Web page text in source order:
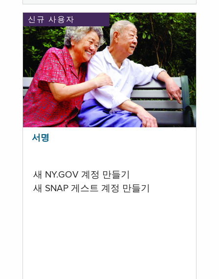
신규 사용자
서명
새 NY.GOV 계정 만들기
새 SNAP 게스트 계정 만들기